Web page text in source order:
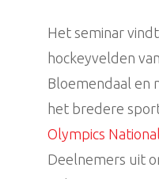
Het seminar
hockeyvelden
Bloemendaal en
het bredere
Olympics
Deelnemers uit